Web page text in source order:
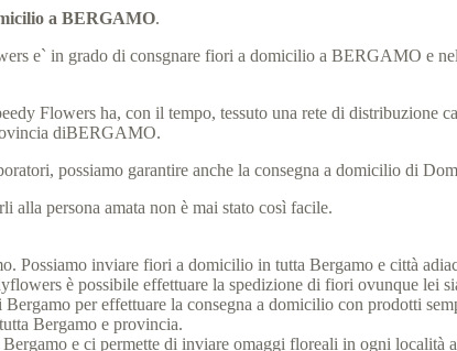
a BERGAMO.
e` in grado di consgnare fiori a domicilio a BERGAMO e
Flowers ha, con il tempo, tessuto una rete di distribuzione
diBERGAMO.
possiamo garantire anche la consegna a domicilio di
alla persona amata non è mai stato così facile.
Possiamo inviare fiori a domicilio in tutta Bergamo e città
è possibile effettuare la spedizione di fiori ovunque lei
per effettuare la consegna a domicilio con prodotti
Bergamo e provincia.
e ci permette di inviare omaggi floreali in ogni località